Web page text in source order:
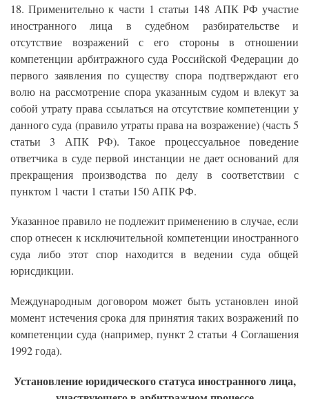
18. Применительно к части 1 статьи 148 АПК РФ участие
иностранного лица в судебном разбирательстве и
отсутствие возражений с его стороны в отношении
компетенции арбитражного суда Российской Федерации до
первого заявления по существу спора подтверждают его
волю на рассмотрение спора указанным судом и влекут за
собой утрату права ссылаться на отсутствие компетенции у
данного суда (правило утраты права на возражение) (часть 5
статьи 3 АПК РФ). Такое процессуальное поведение
ответчика в суде первой инстанции не дает оснований для
прекращения производства по делу в соответствии с
пунктом 1 части 1 статьи 150 АПК РФ.
Указанное правило не подлежит применению в случае, если
спор отнесен к исключительной компетенции иностранного
суда либо этот спор находится в ведении суда общей
юрисдикции.
Международным договором может быть установлен иной
момент истечения срока для принятия таких возражений по
компетенции суда (например, пункт 2 статьи 4 Соглашения
1992 года).
Установление юридического статуса иностранного лица,